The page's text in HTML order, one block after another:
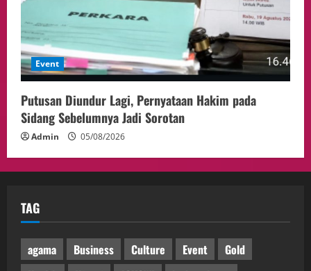
Event
Putusan Diundur Lagi, Pernyataan Hakim pada
Sidang Sebelumnya Jadi Sorotan
Admin 05/08/2026
TAG
agama Business Culture Event
Gold